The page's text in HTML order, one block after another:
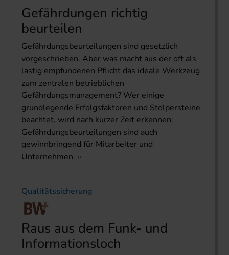
Gefährdungen richtig
beurteilen
Gefährdungsbeurteilungen sind gesetzlich
vorgeschrieben. Aber was macht aus der oft als
lästig empfundenen Pflicht das ideale Werkzeug
zum zentralen betrieblichen
Gefährdungsmanagement? Wer einige
grundlegende Erfolgsfaktoren und Stolpersteine
beachtet, wird nach kurzer Zeit erkennen:
Gefährdungsbeurteilungen sind auch
gewinnbringend für Mitarbeiter und
Unternehmen.
Qualitätssicherung
Raus aus dem Funk- und
Informationsloch